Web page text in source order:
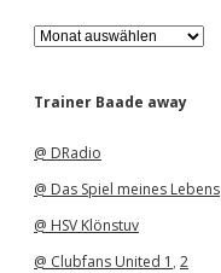
A
r
h
Trainer Baade away
@ DRadio
@ Das Spiel meines Lebens
@ HSV Klönstuv
@ Clubfans United 1 , 2